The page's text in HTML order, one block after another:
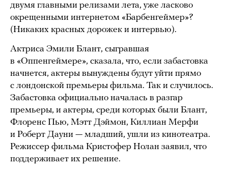
двумя главными релизами лета, уже ласково
окрещенными интернетом «Барбенгеймер»?
(Никаких красных дорожек и интервью).
Актриса Эмили Блант, сыгравшая
в «Оппенгеймере», сказала, что, если забастовка
начнется, актеры вынуждены будут уйти прямо
с лондонской премьеры фильма. Так и случилось.
Забастовка официально началась в разгар
премьеры, и актеры, среди которых были Блант,
Флоренс Пью, Мэтт Дэймон, Киллиан Мерфи
и Роберт Дауни — младший, ушли из кинотеатра.
Режиссер фильма Кристофер Нолан заявил, что
поддерживает их решение.